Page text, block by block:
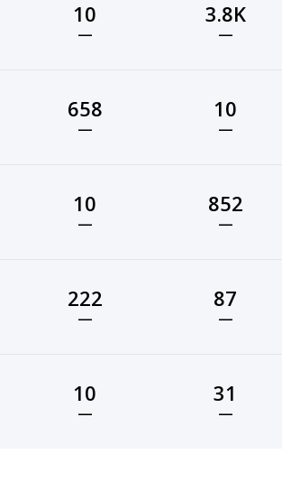
10
—
3.8K
—
658
—
10
—
10
—
852
—
222
—
87
—
10
—
31
—